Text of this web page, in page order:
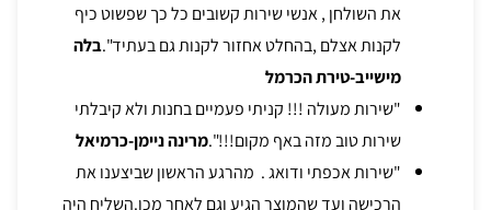
את השולחן , אנשי שירות קשובים כל כך שפשוט כיף
לקנות אצלם ,בהחלט אחזור לקנות גם בעתיד".בלה
מישייב-טירת הכרמל
"שירות מעולה !!! קניתי פעמיים בחנות ולא קיבלתי
שירות טוב מזה באף מקום!!!".מרינה ניימן-כרמיאל
"שירות אכפתי ודואג . מהרגע הראשון שביצענו את
הרכישה ועד שהמוצר הגיע וגם לאחר מכן.השליח היה